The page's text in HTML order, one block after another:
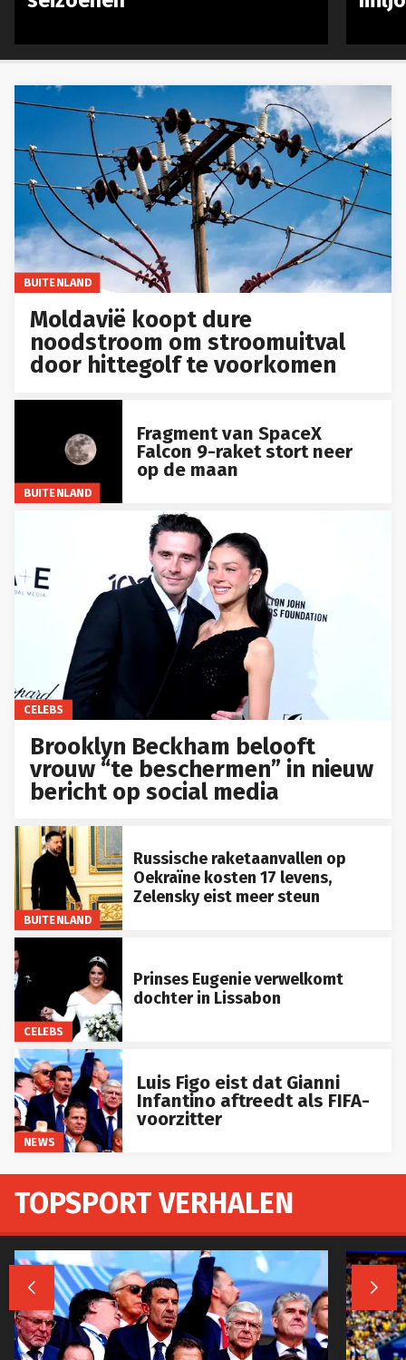
BUITENLAND
Moldavië koopt dure
noodstroom om stroomuitval
door hittegolf te voorkomen
BUITENLAND
Fragment van SpaceX
Falcon 9-raket stort neer
op de maan
CELEBS
Brooklyn Beckham belooft
vrouw “te beschermen” in nieuw
bericht op social media
BUITENLAND
Russische raketaanvallen op
Oekraïne kosten 17 levens,
Zelensky eist meer steun
CELEBS
Prinses Eugenie verwelkomt
dochter in Lissabon
NEWS
Luis Figo eist dat Gianni
Infantino aftreedt als FIFA-
voorzitter
TOPSPORT VERHALEN
 